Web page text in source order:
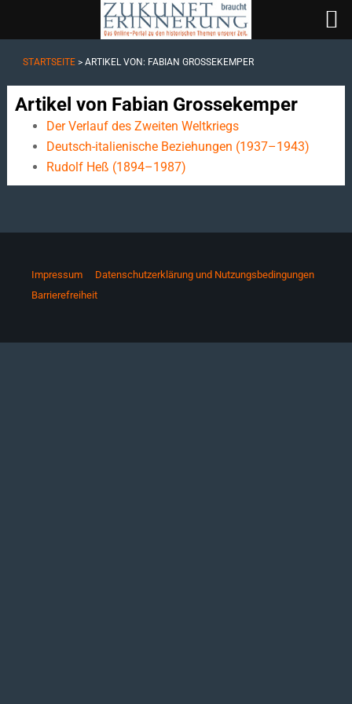
STARTSEITE> ARTIKEL VON: FABIAN GROSSEKEMPER
Artikel von Fabian Grossekemper
Der Verlauf des Zweiten Weltkriegs
Deutsch-italienische Beziehungen (1937–1943)
Rudolf Heß (1894–1987)
Impressum
Datenschutzerklärung und Nutzungsbedingungen
Barrierefreiheit